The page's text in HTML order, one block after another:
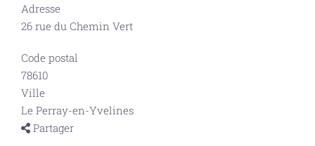
Adresse
26 rue du Chemin Vert
Code postal
78610
Ville
Le Perray-en-Yvelines
Partager